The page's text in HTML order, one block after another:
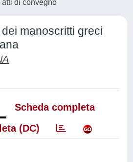
di convegno
manoscritti greci
Scheda completa
(DC)